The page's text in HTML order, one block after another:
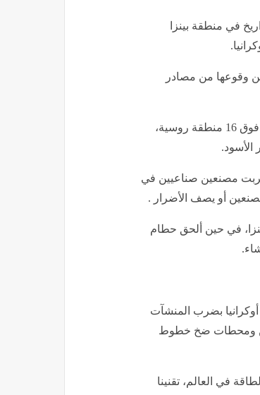
في منطقة بينزا
وقوعها من مصادر
وأعلنت وزارة الدفاع الروسية، أنها اعترضت 179 طائرة مسيرة أوكرانية فوق 16 منطقة روسية،
الأسود.
ضربت مصنعين صناعيين في
أو يصف الأضرار .
في حين ألحق حطام
بضرب المنشآت
ومحطات ضخ خطوط
في العالم، تقنينا